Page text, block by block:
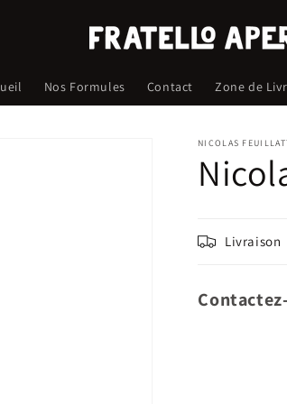
Nos Formules Contact Zone de
NICOLAS
Livraison